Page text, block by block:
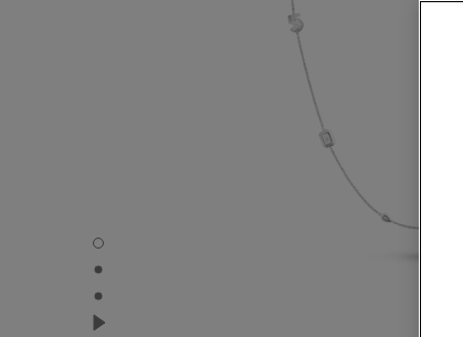
COLLECTION N°5 トランスフォーマブル ロン
COLLECTION N°5 トランスフォーマブル ロング
COLLECTION N°5 トランスフォーマブル ロン
COLLECTION N°5 トランスフォーマブル ロング